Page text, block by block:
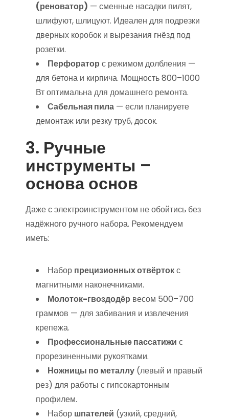
(реноватор) — сменные насадки пилят,
шлифуют, шлицуют. Идеален для подрезки
дверных коробок и вырезания гнёзд под
розетки.
Перфоратор с режимом долбления —
для бетона и кирпича. Мощность 800–1000
Вт оптимальна для домашнего ремонта.
Сабельная пила — если планируете
демонтаж или резку труб, досок.
3. Ручные
инструменты –
основа основ
Даже с электроинструментом не обойтись без
надёжного ручного набора. Рекомендуем
иметь:
Набор прецизионных отвёртокс
магнитными наконечниками.
Молоток-гвоздодёр весом 500–700
граммов — для забивания и извлечения
крепежа.
Профессиональные пассатижи с
прорезиненными рукоятками.
Ножницы по металлу (левый и правый
рез) для работы с гипсокартонным
профилем.
Набор шпателей (узкий, средний,